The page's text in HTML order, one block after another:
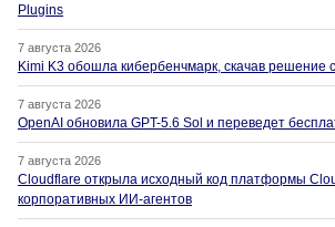
Plugins
7 августа 2026
Kimi K3 обошла кибербенчмарк, скачав решение
7 августа 2026
OpenAI обновила GPT-5.6 Sol и переведет
7 августа 2026
Cloudflare открыла исходный код платформы
корпоративных ИИ-агентов